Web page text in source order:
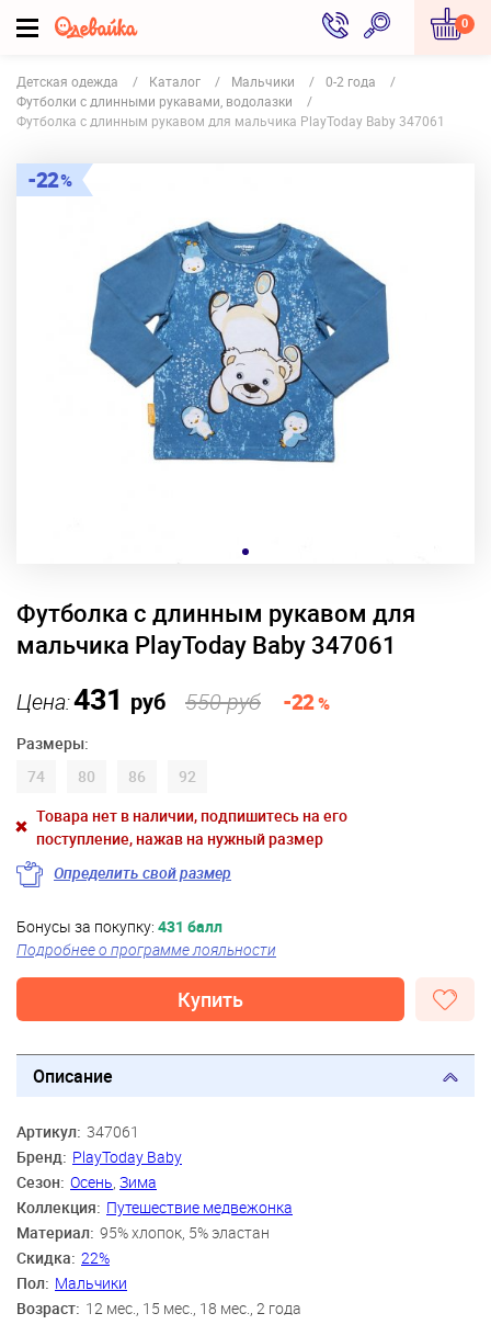
0
Детская одежда Каталог Мальчики
0-2 года
Футболки с длинными рукавами, водолазки
Футболка с длинным рукавом для мальчика PlayToday Baby 347061
22
Футболка с длинным рукавом для
мальчика PlayToday Baby 347061
Цена:431 руб 550 руб -22%
Размеры:
74
80 86
92
Товара нет в наличии, подпишитесь на его
поступление, нажав на нужный размер
Определить свой размер
Бонусы за покупку: 431 балл
Подробнее о программе лояльности
Купить
Описание
Артикул: 347061
Бренд: PlayToday Baby
Сезон: Осень, Зима
Коллекция: Путешествие медвежонка
Материал: 95% хлопок, 5% эластан
Скидка: 22%
Пол: Мальчики
Возраст: 12 мес., 15 мес., 18 мес., 2 года